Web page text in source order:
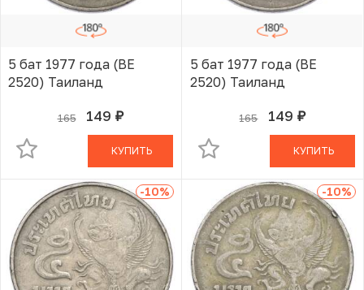
5 бат 1977 года (BE
2520) Таиланд
165 149 руб.
В КОРЗИНЕ
КУПИТЬ
5 бат 1977 года (BE
2520) Таиланд
165 149 руб.
В КОРЗИНЕ
КУПИТЬ
-10% -10%